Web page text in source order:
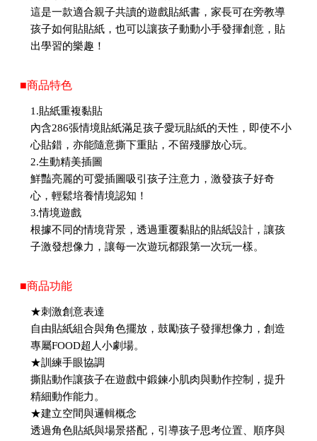
這是一款適合親子共讀的遊戲貼紙書，家長可在旁教導
孩子如何貼貼紙，也可以讓孩子動動小手發揮創意，貼
出學習的樂趣！
■商品特色
1.貼紙重複黏貼
內含286張情境貼紙滿足孩子愛玩貼紙的天性，即使不小
心貼錯，亦能隨意撕下重貼，不留殘膠放心玩。
2.生動精美插圖
鮮豔亮麗的可愛插圖吸引孩子注意力，激發孩子好奇
心，輕鬆培養情境認知！
3.情境遊戲
根據不同的情境背景，透過重覆黏貼的貼紙設計，讓孩
子激發想像力，讓每一次遊玩都跟第一次玩一樣。
■商品功能
★刺激創意表達
自由貼紙組合與角色擺放，鼓勵孩子發揮想像力，創造
專屬FOOD超人小劇場。
★訓練手眼協調
撕貼動作讓孩子在遊戲中鍛鍊小肌肉與動作控制，提升
精細動作能力。
★建立空間與邏輯概念
透過角色貼紙與場景搭配，引導孩子思考位置、順序與